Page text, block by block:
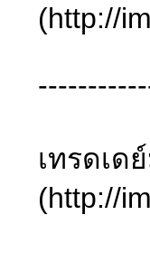
(http://
เทรดเด
(http://